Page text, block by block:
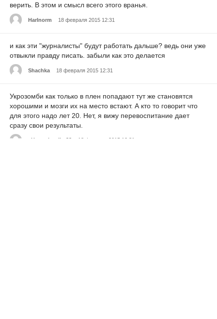
верить. В этом и смысл всего этого вранья.
HarInorm 18 февраля 2015 12:31
и как эти "журналисты" будут работать дальше? ведь они уже
отвыкли правду писать. забыли как это делается
Shachka 18 февраля 2015 12:31
Укрозомби как только в плен попадают тут же становятся
хорошими и мозги их на место встают. А кто то говорит что
для этого надо лет 20. Нет, я вижу перевоспитание дает
сразу свои результаты.
aUnsonitoolita32 18 февраля 2015 12:31